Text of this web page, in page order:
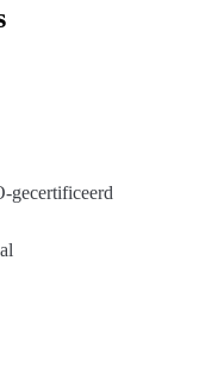
gecertificeerd